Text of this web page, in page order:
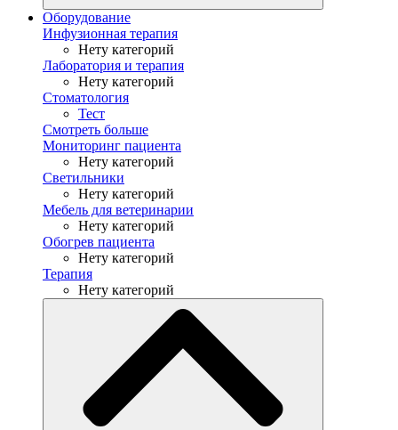
Оборудование
Инфузионная терапия
Нету категорий
Лаборатория и терапия
Нету категорий
Стоматология
Тест
Смотреть больше
Мониторинг пациента
Нету категорий
Светильники
Нету категорий
Мебель для ветеринарии
Нету категорий
Обогрев пациента
Нету категорий
Терапия
Нету категорий